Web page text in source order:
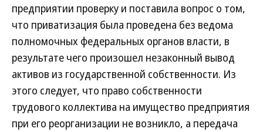
предприятии проверку и поставила вопрос о том,
что приватизация была проведена без ведома
полномочных федеральных органов власти, в
результате чего произошел незаконный вывод
активов из государственной собственности. Из
этого следует, что право собственности
трудового коллектива на имущество предприятия
при его реорганизации не возникло, а передача